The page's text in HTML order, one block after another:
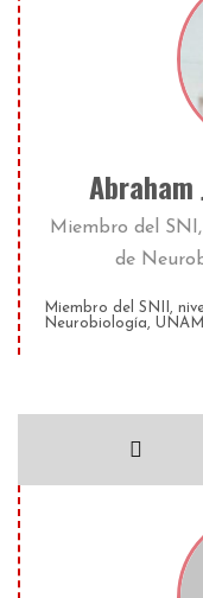
Miembro del
de
Miembro del SNII,
Neurobiología,